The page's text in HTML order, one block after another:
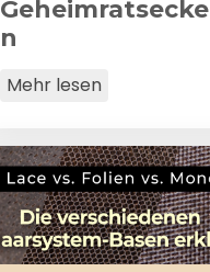
Geheimratsecke
N
Mehr lesen